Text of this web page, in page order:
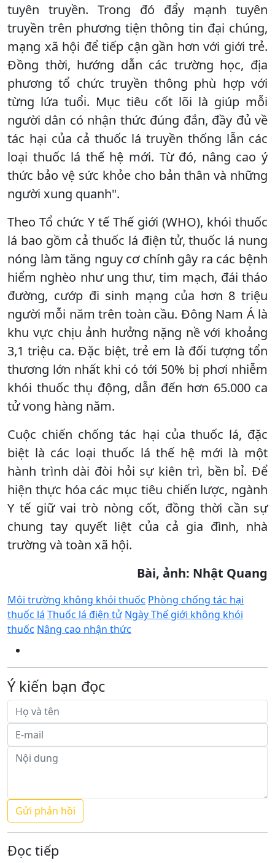
tuyên truyền. Trong đó đẩy mạnh tuyên
truyền trên phương tiện thông tin đại chúng,
mạng xã hội để tiếp cận gần hơn với giới trẻ.
Đồng thời, hướng dẫn các trường học, địa
phương tổ chức truyền thông phù hợp với
từng lứa tuổi. Mục tiêu cốt lõi là giúp mỗi
người dân có nhận thức đúng đắn, đầy đủ về
tác hại của cả thuốc lá truyền thống lẫn các
loại thuốc lá thế hệ mới. Từ đó, nâng cao ý
thức bảo vệ sức khỏe cho bản thân và những
người xung quanh".
Theo Tổ chức Y tế Thế giới (WHO), khói thuốc
lá bao gồm cả thuốc lá điện tử, thuốc lá nung
nóng làm tăng nguy cơ chính gây ra các bệnh
hiểm nghèo như ung thư, tim mạch, đái tháo
đường, cướp đi sinh mạng của hơn 8 triệu
người mỗi năm trên toàn cầu. Đông Nam Á là
khu vực chịu ảnh hưởng nặng nề với khoảng
3,1 triệu ca. Đặc biệt, trẻ em là đối tượng tổn
thương lớn nhất khi có tới 50% bị phơi nhiễm
khói thuốc thụ động, dẫn đến hơn 65.000 ca
tử vong hàng năm.
Cuộc chiến chống tác hại của thuốc lá, đặc
biệt là các loại thuốc lá thế hệ mới là một
hành trình dài đòi hỏi sự kiên trì, bền bỉ. Để
hiện thực hóa các mục tiêu chiến lược, ngành
Y tế giữ vai trò nòng cốt, đồng thời cần sự
chung tay quyết liệt của cả gia đình, nhà
trường và toàn xã hội.
Bài, ảnh: Nhật Quang
Môi trường không khói thuốc Phòng chống tác hại
thuốc lá Thuốc lá điện tử Ngày Thế giới không khói
thuốc Nâng cao nhận thức
Ý kiến bạn đọc
Đọc tiếp